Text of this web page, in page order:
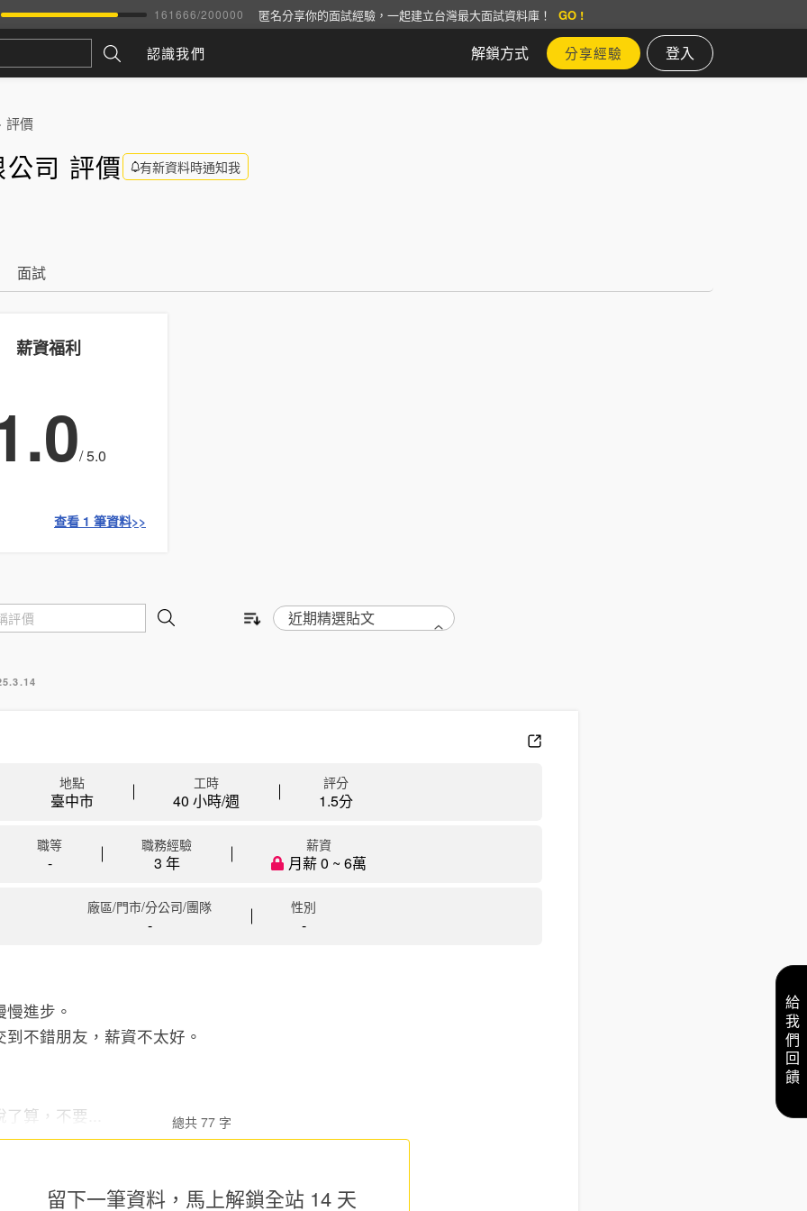
161666/200000 匿名分享你的面試經驗，一起建立台灣最大面試資料庫！ GO !
認識我們 解鎖方式 分享經驗 登入
評價
司 評價 有新資料時通知我
面試
薪資福利
/ 5.0
查看 1 筆資料>>
地點
臺中市
工時
40 小時/週
評分
1.5分
職等
-
職務經驗
3 年
薪資
月薪 0 ~ 6萬
廠區/門市/分公司/團隊
-
性別
-
進步。
不錯朋友，薪資不太好。
算，不要... 總共 77 字
留下一筆資料，馬上解鎖全站 14 天
給我們回饋